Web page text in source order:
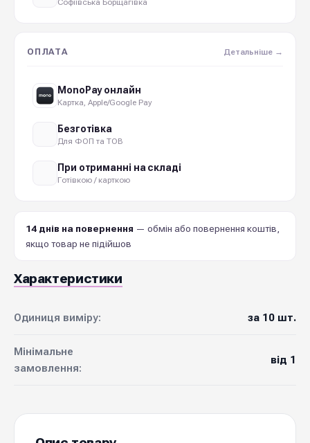
ОПЛАТА Детальніше →
MonoPay онлайн
Картка, Apple/Google Pay
Безготівка
Для ФОП та ТОВ
При отриманні на складі
Готівкою / карткою
14 днів на повернення — обмін або повернення коштів,
якщо товар не підійшов
Характеристики
Одиниця виміру: за 10 шт.
Мінімальне
замовлення:
від 1